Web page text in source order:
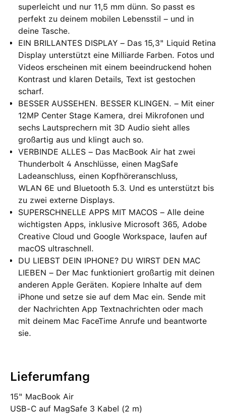
superleicht und nur 11,5 mm dünn. So passt es
perfekt zu deinem mobilen Lebensstil – und in
deine Tasche.
EIN BRILLANTES DISPLAY – Das 15,3" Liquid Retina
Display unterstützt eine Milliarde Farben. Fotos und
Videos erscheinen mit einem beein­druckend hohen
Kontrast und klaren Details, Text ist gestochen
scharf.
BESSER AUSSEHEN. BESSER KLINGEN. – Mit einer
12MP Center Stage Kamera, drei Mikrofonen und
sechs Lautsprechern mit 3D Audio sieht alles
großartig aus und klingt auch so.
VERBINDE ALLES – Das MacBook Air hat zwei
Thunderbolt 4 Anschlüsse, einen MagSafe
Ladeanschluss, einen Kopfhöreranschluss,
WLAN 6E und Bluetooth 5.3. Und es unterstützt bis
zu zwei externe Displays.
SUPERSCHNELLE APPS MIT MACOS – Alle deine
wichtigsten Apps, inklusive Microsoft 365, Adobe
Creative Cloud und Google Workspace, laufen auf
macOS ultraschnell.
DU LIEBST DEIN IPHONE? DU WIRST DEN MAC
LIEBEN – Der Mac funktioniert großartig mit deinen
anderen Apple Geräten. Kopiere Inhalte auf dem
iPhone und setze sie auf dem Mac ein. Sende mit
der Nachrichten App Textnachrichten oder mach
mit deinem Mac FaceTime Anrufe und beantworte
sie.
Lieferumfang
15" MacBook Air
USB‑C auf MagSafe 3 Kabel (2 m)